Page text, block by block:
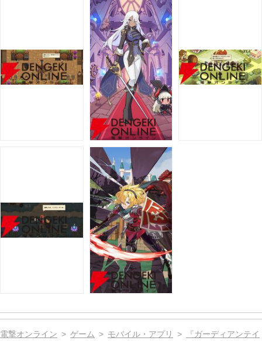
電撃オンライン ゲーム モバイル・アプリ
『ガーディアンテイ